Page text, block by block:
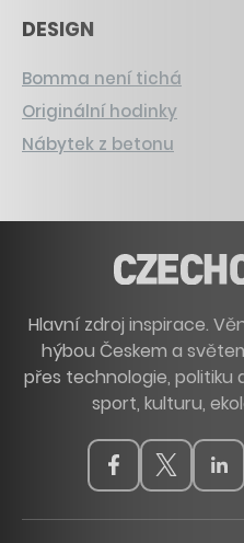
DESIGN
Bomma není tichá
Originální hodinky
Nábytek z betonu
Hlavní zdroj inspirace.
hýbou Českem a
přes technologie, politiku
sport, kulturu,